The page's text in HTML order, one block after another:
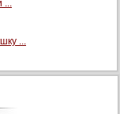
...
...